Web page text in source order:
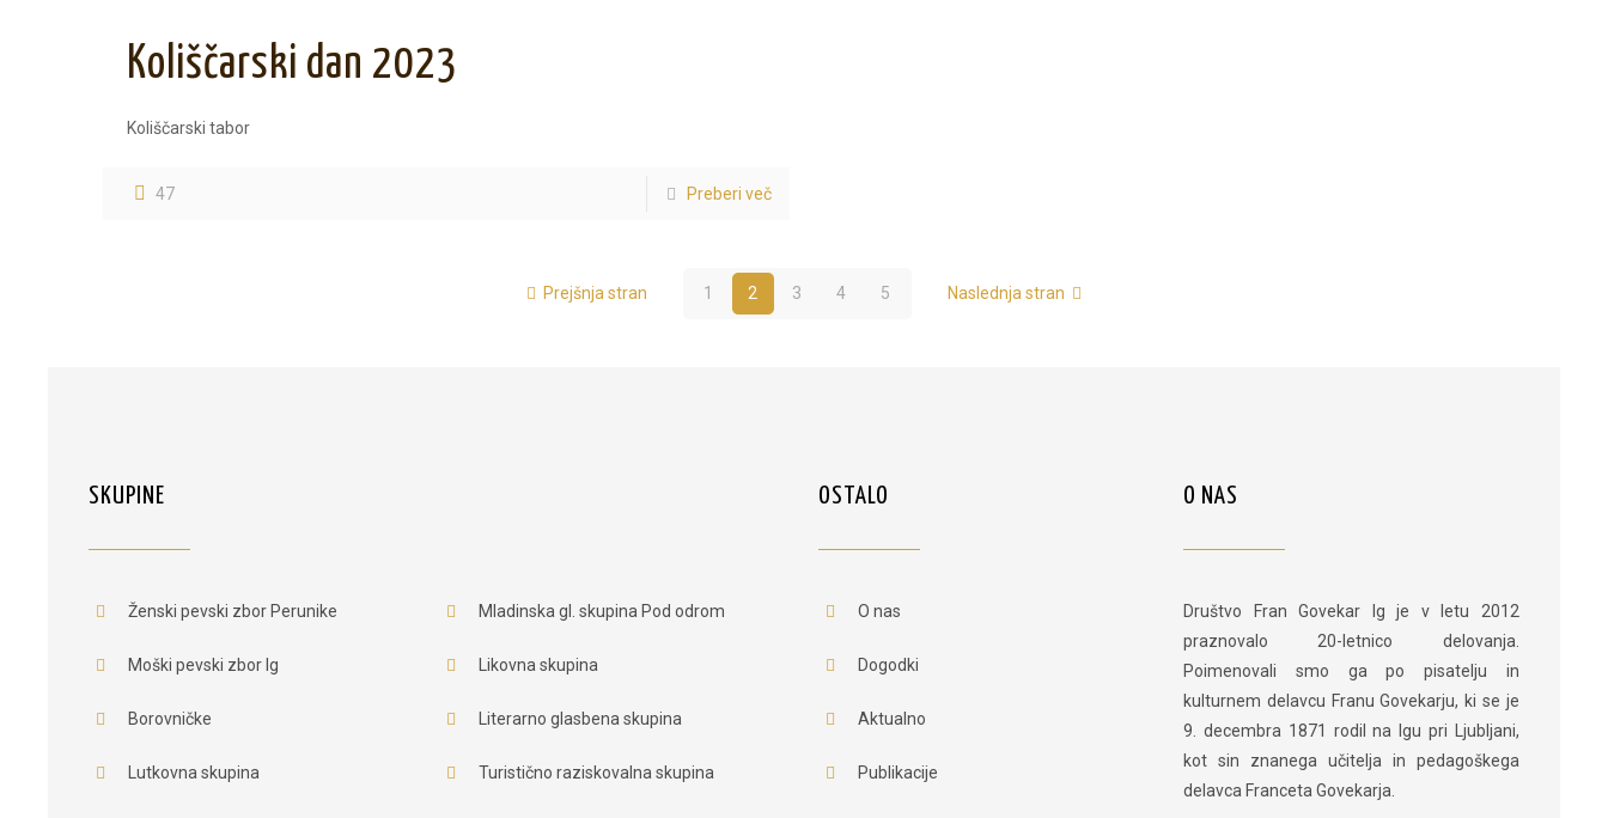
Koliščarski dan 2023
Koliščarski tabor
47 Preberi več
Prejšnja stran 1 2 3 4 5 Naslednja stran
SKUPINE
Ženski pevski zbor Perunike
Moški pevski zbor Ig
Borovničke
Lutkovna skupina
Mladinska gl. skupina Pod odrom
Likovna skupina
Literarno glasbena skupina
Turistično raziskovalna skupina
OSTALO
O nas
Dogodki
Aktualno
Publikacije
O NAS
Društvo Fran Govekar Ig je v letu 2012
praznovalo 20-letnico delovanja.
Poimenovali smo ga po pisatelju in
kulturnem delavcu Franu Govekarju, ki se je
9. decembra 1871 rodil na Igu pri Ljubljani,
kot sin znanega učitelja in pedagoškega
delavca Franceta Govekarja.